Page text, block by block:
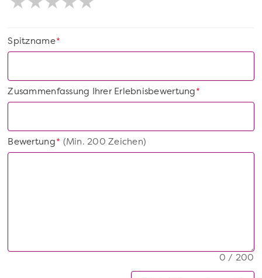
*
Spitzname
*
Zusammenfassung Ihrer Erlebnisbewertung
*
Bewertung(Min. 200 Zeichen)
0 / 200